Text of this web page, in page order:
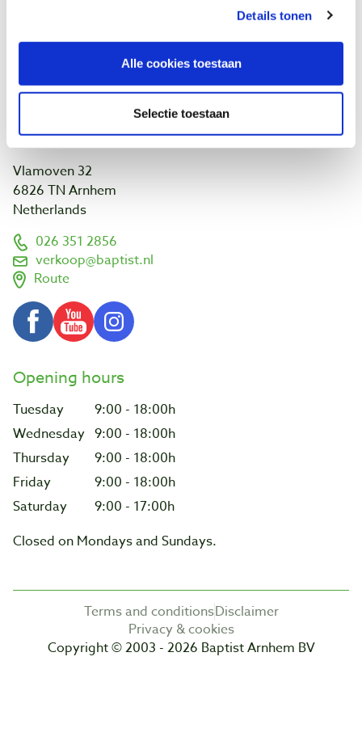
Details tonen
Alle cookies toestaan
Selectie toestaan
About us
Customer projects
Visit us
Vlamoven 32
6826 TN Arnhem
Netherlands
026 351 2856
verkoop@baptist.nl
Route
Opening hours
Tuesday
9:00 - 18:00h
Wednesday 9:00 - 18:00h
Thursday
9:00 - 18:00h
Friday
9:00 - 18:00h
Saturday
9:00 - 17:00h
Closed on Mondays and Sundays.
Terms and conditionsDisclaimer
Privacy & cookies
Copyright © 2003 - 2026 Baptist Arnhem BV